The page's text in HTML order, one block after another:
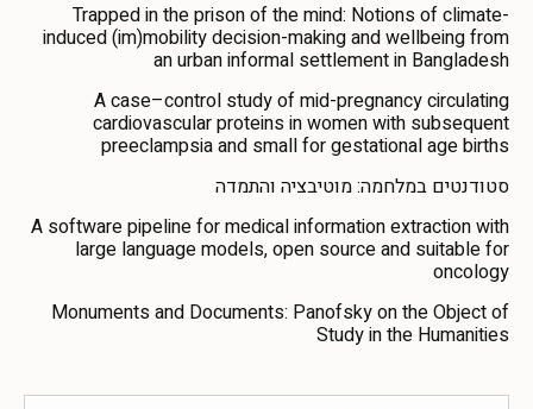
Trapped in the prison of the mind: Notions of climate-
induced (im)mobility decision-making and wellbeing from
an urban informal settlement in Bangladesh
A case–control study of mid-pregnancy circulating
cardiovascular proteins in women with subsequent
preeclampsia and small for gestational age births
סטודנטים במלחמה: מוטיבציה והתמדה
A software pipeline for medical information extraction with
large language models, open source and suitable for
oncology
Monuments and Documents: Panofsky on the Object of
Study in the Humanities